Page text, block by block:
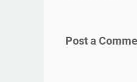
Post a